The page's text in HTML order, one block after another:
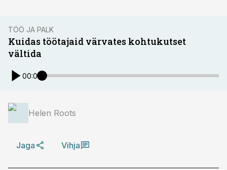
TÖÖ JA PALK
Kuidas töötajaid värvates kohtukutset
vältida
00:00
Helen Roots
Jaga Vihja